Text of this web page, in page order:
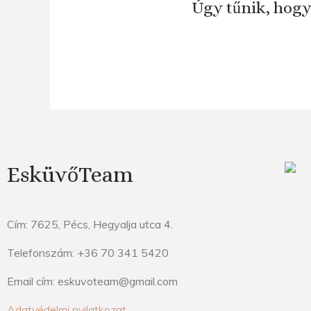
Úgy tűnik,
EsküvőTeam
Cím: 7625, Pécs, Hegyalja utca 4.
Telefonszám: +36 70 341 5420
Email cím: eskuvoteam@gmail.com